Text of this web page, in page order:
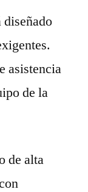
diseñado
asistencia
de la
de alta